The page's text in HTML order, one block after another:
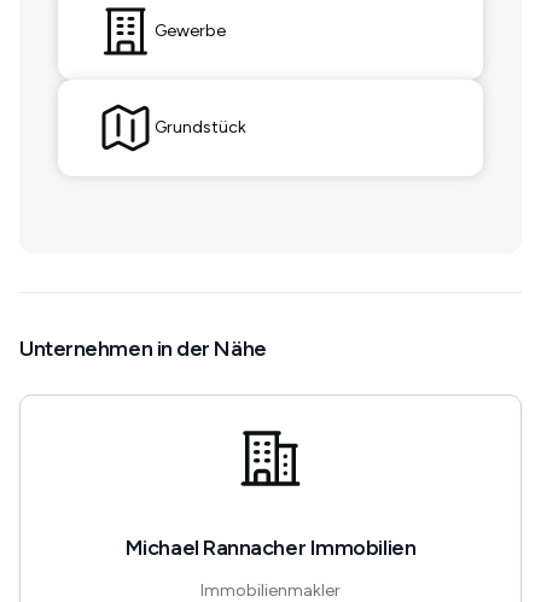
Gewerbe
Grundstück
Unternehmen in der Nähe
Michael Rannacher Immobilien
Immobilienmakler